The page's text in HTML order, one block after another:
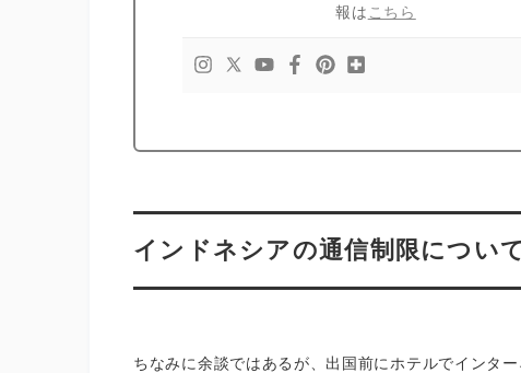
報は こちら
インドネシアの通信制限につい
ちなみに余談ではあるが、出国前にホテルでインタ